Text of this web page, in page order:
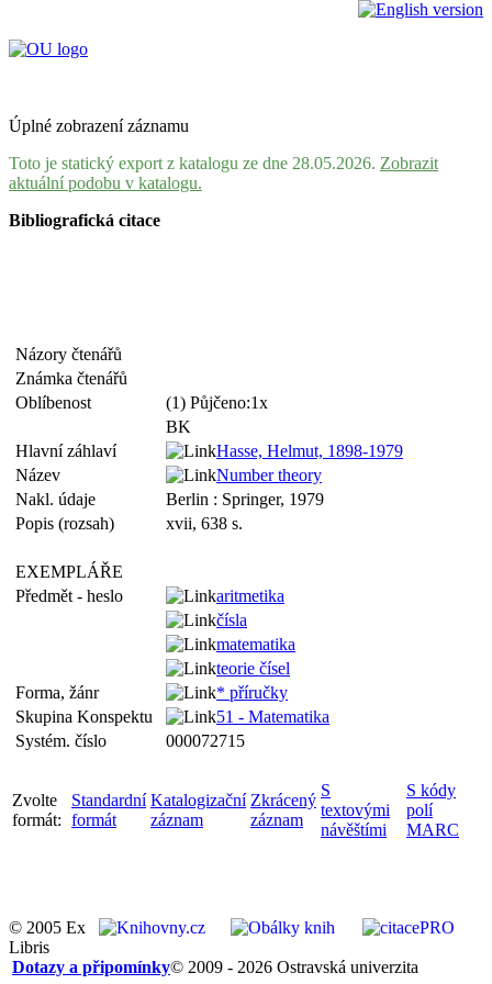
Úplné zobrazení záznamu
Toto je statický export z katalogu ze dne 28.05.2026. Zobrazit
aktuální podobu v katalogu.
Bibliografická citace
Názory čtenářů
Známka čtenářů
Oblíbenost
(1) Půjčeno:1x
BK
Hlavní záhlaví
Hasse, Helmut, 1898-1979
Název
Number theory
Nakl. údaje
Berlin : Springer, 1979
Popis (rozsah)
xvii, 638 s.
EXEMPLÁŘE
Předmět - heslo
aritmetika
čísla
matematika
teorie čísel
Forma, žánr
* příručky
Skupina Konspektu
51 - Matematika
Systém. číslo
000072715
Zvolte
formát:
Standardní
formát
Katalogizační
záznam
Zkrácený
záznam
S
textovými
návěštími
S kódy
polí
MARC
© 2005 Ex
Libris
© 2009 - 2026 Ostravská univerzita
Dotazy a připomínky